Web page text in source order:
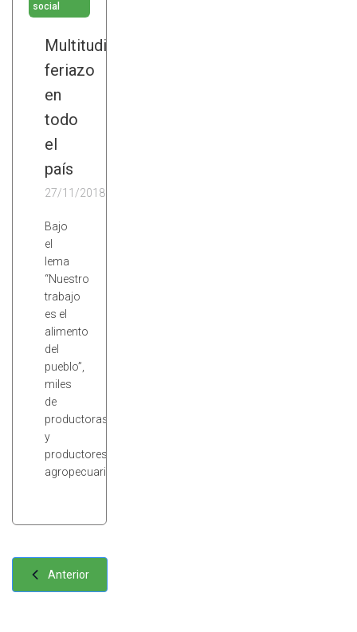
social
Multitudinario
feriazo
en
todo
el
país
27/11/2018
Bajo
el
lema
“Nuestro
trabajo
es el
alimento
del
pueblo”,
miles
de
productoras
y
productores
agropecuarios…
Anterior